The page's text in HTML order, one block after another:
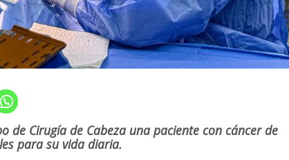
de Cirugía de Cabeza una paciente con cáncer de
para su vida diaria.